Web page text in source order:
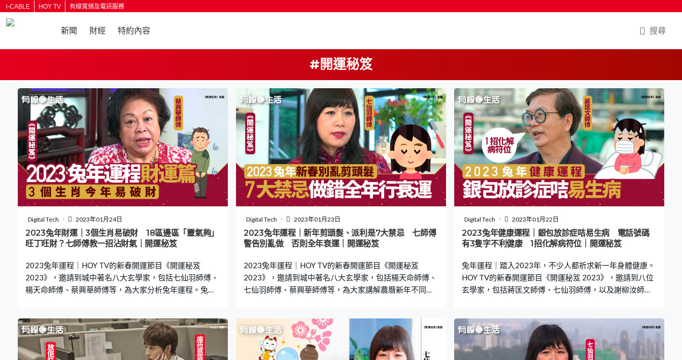
i-CABLE HOY TV 有線寬頻及電訊服務
新聞 財經 特約內容 搜尋
#開運秘笈
按輸入鍵開始搜尋
Digital Tech 2023年01月24日
2023兔年財運｜3個生肖易破財 18區邊區「靈氣夠」
旺丁旺財？七師傅教一招沾財氣｜開運秘笈
2023兔年運程｜HOY TV的新春開運節目《開運秘笈
2023》，邀請到城中著名八大玄學家，包括七仙羽師傅、
楊天命師傅、蔡興華師傅等，為大家分析兔年運程。兔年
財位 楊天命師傅說，2023兔年，正南方為財位。而「見水
聚財」，因此於門口位正南方擺放具流水意象擺設，例如
水機、飲品等，師傅建議放置風水輪，並向順時針方向
Digital Tech 2023年01月23日
2023兔年運程｜新年剪頭髮、派利是7大禁忌 七師傅
警告別亂做 否則全年衰運｜開運秘笈
2023兔年運程｜HOY TV的新春開運節目《開運秘笈
2023》，邀請到城中著名八大玄學家，包括楊天命師傅、
七仙羽師傅、蔡興華師傅等，為大家講解農曆新年不同禁
文避開新年禁忌！ 兔年運程｜【新年禁忌1】亂剪頭髮 成
年走霉運！ 七師傅勸籲大家新年期間，盡量不要亂剪頭
髮。她說2023年不少日子都會觸犯忌諱，有些日子剪了頭
Digital Tech 2023年01月22日
2023兔年健康運程｜銀包放診症咭易生病 電話號碼
有3隻字不利健康 1招化解病符位｜開運秘笈
兔年運程｜踏入2023年，不少人都祈求新一年身體健康。
HOY TV的新春開運節目《開運秘笈 2023》，邀請到八位
玄學家，包括蔣匡文師傅、七仙羽師傅，以及謝柳汝師傅
凶，新春行大運吧！ 兔年運程｜東方病符位 一招化解 蔣匡
文師傅提到2023年是流年，大門最好就是面向正北方，若
大門面向東方則會遇上病符位，健康會較差，可於大門擺